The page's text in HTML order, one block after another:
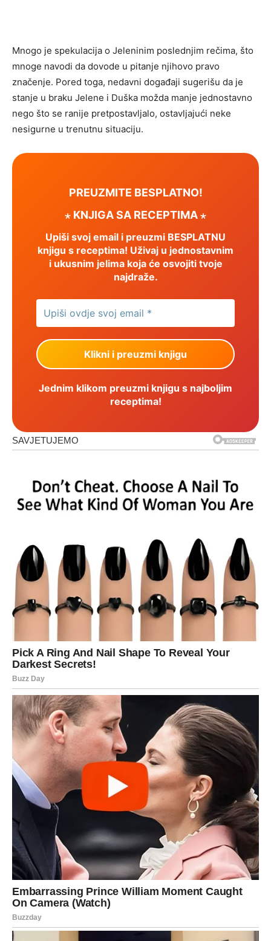
Mnogo je spekulacija o Jeleninim poslednjim rečima, što
mnoge navodi da dovode u pitanje njihovo pravo
značenje. Pored toga, nedavni događaji sugerišu da je
stanje u braku Jelene i Duška možda manje jednostavno
nego što se ranije pretpostavljalo, ostavljajući neke
nesigurne u trenutnu situaciju.
PREUZMITE BESPLATNO!
⋆ KNJIGA SA RECEPTIMA ⋆
Upiši svoj email i preuzmi BESPLATNU
knjigu s receptima! Uživaj u jednostavnim
i ukusnim jelima koja će osvojiti tvoje
najdraže.
Jednim klikom preuzmi knjigu s najboljim
receptima!